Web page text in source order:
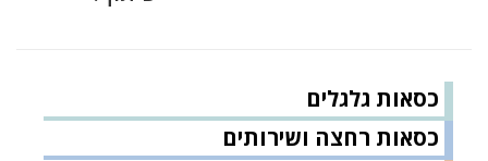
כסאות גלגלים
כסאות רחצה ושירותים